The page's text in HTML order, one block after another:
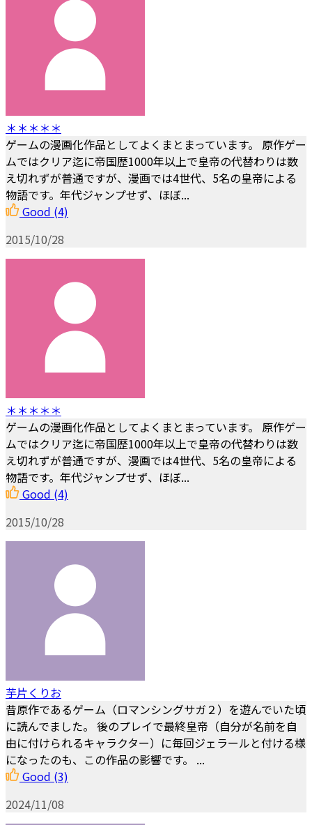
＊＊＊＊＊
ゲームの漫画化作品としてよくまとまっています。 原作ゲー
ムではクリア迄に帝国歴1000年以上で皇帝の代替わりは数
え切れずが普通ですが、漫画では4世代、5名の皇帝による
物語です。年代ジャンプせず、ほぼ...
Good (4)
2015/10/28
＊＊＊＊＊
ゲームの漫画化作品としてよくまとまっています。 原作ゲー
ムではクリア迄に帝国歴1000年以上で皇帝の代替わりは数
え切れずが普通ですが、漫画では4世代、5名の皇帝による
物語です。年代ジャンプせず、ほぼ...
Good (4)
2015/10/28
芋片くりお
昔原作であるゲーム（ロマンシングサガ２）を遊んでいた頃
に読んでました。 後のプレイで最終皇帝（自分が名前を自
由に付けられるキャラクター）に毎回ジェラールと付ける様
になったのも、この作品の影響です。 ...
Good (3)
2024/11/08